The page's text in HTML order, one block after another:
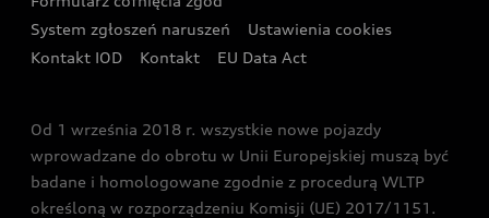
Audi exclusive
Audi i Puchar Świata w Skokach Narciarskich w
Zakopanem
System zgłoszeń naruszeń
Ustawienia cookies
Kontakt IOD
Kontakt EU Data Act
Od 1 września 2018 r. wszystkie nowe pojazdy
wprowadzane do obrotu w Unii Europejskiej muszą być
badane i homologowane zgodnie z procedurą WLTP
określoną w rozporządzeniu Komisji (UE) 2017/1151.